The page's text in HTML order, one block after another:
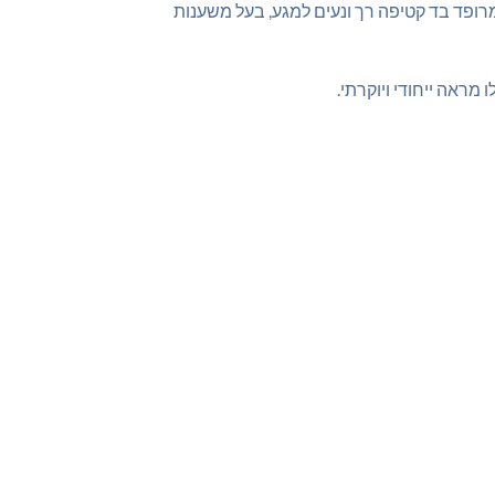
בד קטיפה רך ונעים למגע, בעל משענות
ייחודי ויוקרתי.